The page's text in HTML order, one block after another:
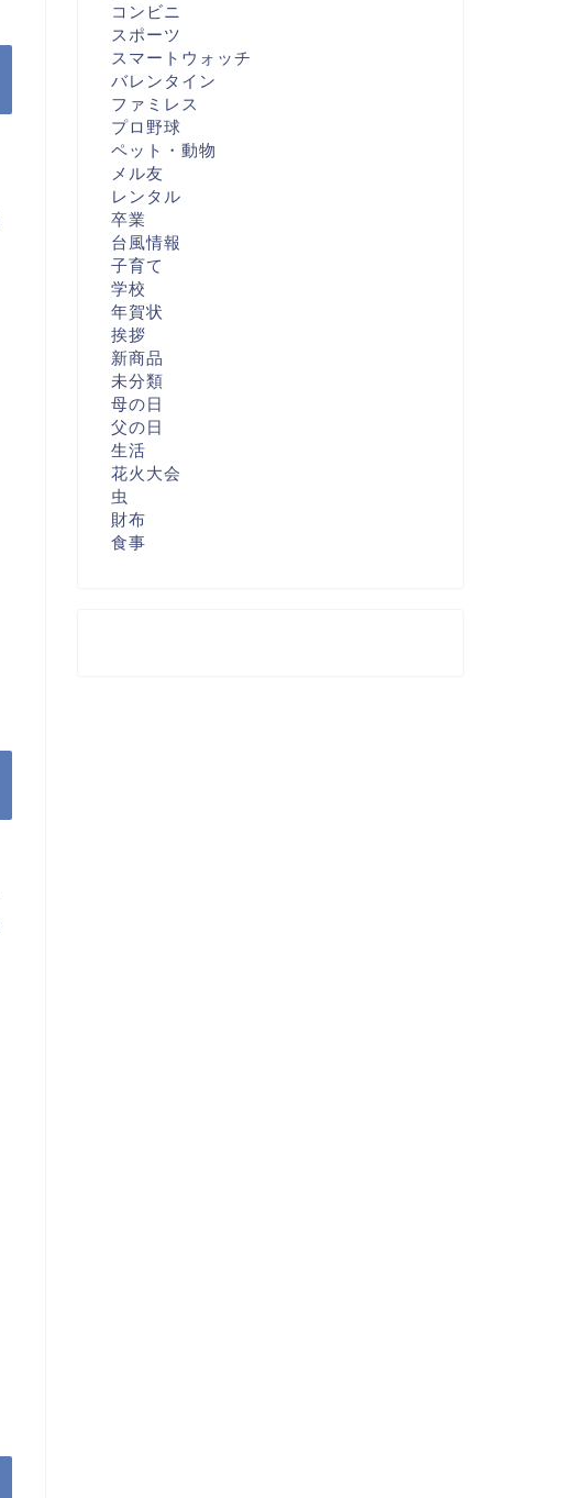
コンビニ
スポーツ
スマートウォッチ
バレンタイン
ファミレス
プロ野球
ペット・動物
メル友
レンタル
卒業
台風情報
子育て
学校
年賀状
挨拶
新商品
未分類
母の日
父の日
生活
花火大会
虫
財布
食事